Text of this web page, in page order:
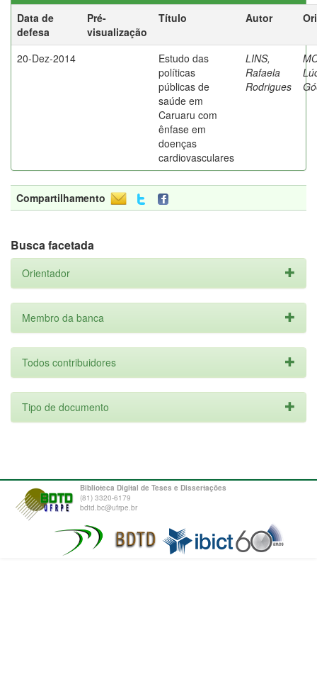
Data de
defesa
Pré-
visualização
Título Autor
20-Dez-2014
Estudo das
políticas
públicas de
saúde em
Caruaru com
ênfase em
doenças
cardiovasculares
LINS,
Rafaela
Rodrigues
Compartilhamento
Busca facetada
Orientador
Membro da banca
Todos contribuidores
Tipo de documento
Biblioteca Digital de Teses e Dissertações
(81) 3320-6179
bdtd.bc@ufrpe.br